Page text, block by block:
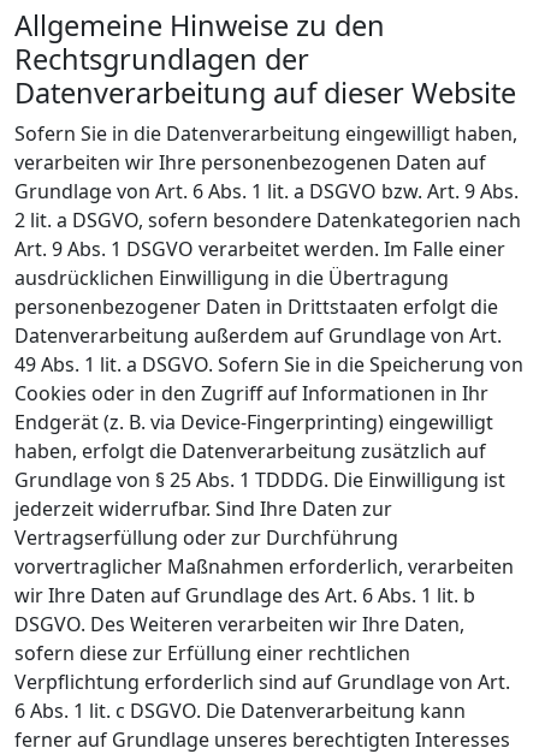
Allgemeine Hinweise zu den
Rechtsgrundlagen der
Datenverarbeitung auf dieser Website
Sofern Sie in die Datenverarbeitung eingewilligt haben,
verarbeiten wir Ihre personenbezogenen Daten auf
Grundlage von Art. 6 Abs. 1 lit. a DSGVO bzw. Art. 9 Abs.
2 lit. a DSGVO, sofern besondere Datenkategorien nach
Art. 9 Abs. 1 DSGVO verarbeitet werden. Im Falle einer
ausdrücklichen Einwilligung in die Übertragung
personenbezogener Daten in Drittstaaten erfolgt die
Datenverarbeitung außerdem auf Grundlage von Art.
49 Abs. 1 lit. a DSGVO. Sofern Sie in die Speicherung von
Cookies oder in den Zugriff auf Informationen in Ihr
Endgerät (z. B. via Device-Fingerprinting) eingewilligt
haben, erfolgt die Datenverarbeitung zusätzlich auf
Grundlage von § 25 Abs. 1 TDDDG. Die Einwilligung ist
jederzeit widerrufbar. Sind Ihre Daten zur
Vertragserfüllung oder zur Durchführung
vorvertraglicher Maßnahmen erforderlich, verarbeiten
wir Ihre Daten auf Grundlage des Art. 6 Abs. 1 lit. b
DSGVO. Des Weiteren verarbeiten wir Ihre Daten,
sofern diese zur Erfüllung einer rechtlichen
Verpflichtung erforderlich sind auf Grundlage von Art.
6 Abs. 1 lit. c DSGVO. Die Datenverarbeitung kann
ferner auf Grundlage unseres berechtigten Interesses